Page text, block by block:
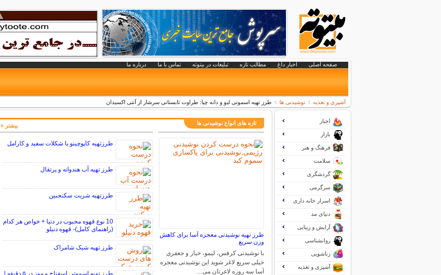
صفحه اصلی اخبار داغ مطالب تازه تبلیغات در بیتوته تماس با ما درباره ما
آشپزی و تغذیه نوشیدنی ها طرز تهیه اسموتی لبو و دانه چیا: طراوت تابستانی سرشار از آنتی اکسیدان
تازه های انواع نوشیدنی ها
طرز تهیه نوشیدنی معجزه آسا برای کاهش
وزن سریع
با نوشیدنی کرفس، لیمو، خیار و جعفری
خیلی سریع لاغر شوید این نوشیدنی معجزه
آسا سه روزه لاغرتان می…
طرزتهیه کاپوچینو با شکلات سفید و کارامل
طرز تهیه آب هندوانه و پرتقال
طرزتهیه شربت سکنجبین
10 نوع قهوه محبوب در دنیا + خواص هر کدام
(راهنمای کامل)- قهوه دنیلو
طرز تهیه شیک شامراک
طرز تهیه اسموتی اسفناج و موز در ۵ دقیقه |
بیشتر »
اخبار
بازار
فرهنگ و هنر
سلامت
گردشگری
سرگرمی
اسرار خانه داری
دنیای مد
آرایش و زیبایی
روانشناسی
زناشویی
آشپزی و تغذیه